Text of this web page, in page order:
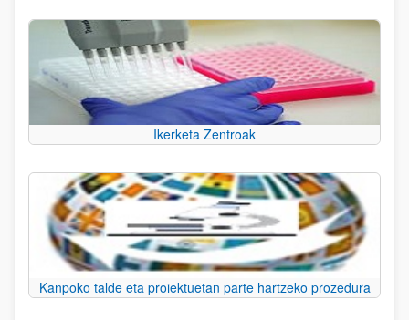
Ikerketa Zentroak
Kanpoko talde eta proiektuetan parte hartzeko prozedura